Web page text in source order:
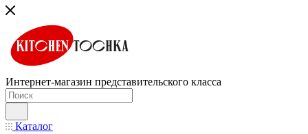
Интернет-магазин представительского класса
Каталог